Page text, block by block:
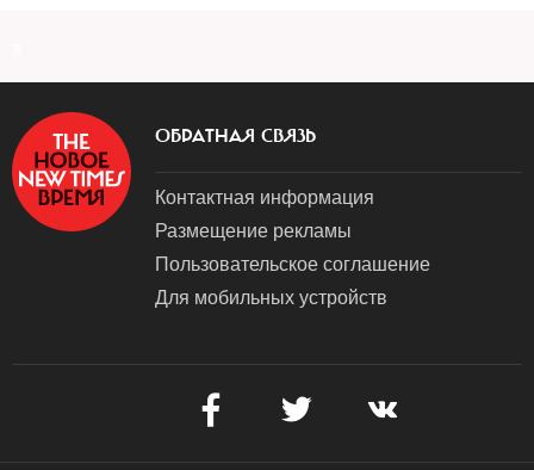
ОБРАТНАЯ СВЯЗЬ
Контактная информация
Размещение рекламы
Пользовательское соглашение
Для мобильных устройств